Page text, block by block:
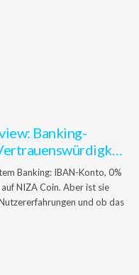
Banking-
Banking: IBAN-Konto, 0%
NIZA Coin. Aber ist sie
und ob das